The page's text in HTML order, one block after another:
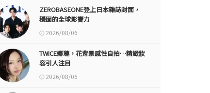
ZEROBASEONE登上日本雜誌封面，
穩固的全球影響力
2026/08/06
TWICE娜璉，花背景感性自拍…精緻妝
容引人注目
2026/08/06